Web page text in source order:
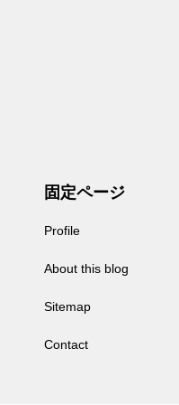
固定ページ
Profile
About this blog
Sitemap
Contact